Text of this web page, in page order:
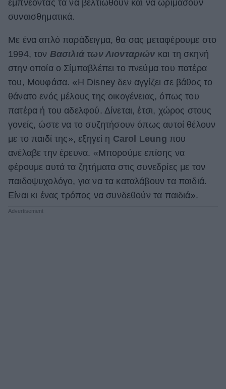
εμπνέοντάς τα να βελτιωθούν και να ωριμάσουν
συναισθηματικά.
Με ένα απλό παράδειγμα, θα σας μεταφέρουμε στο
1994, τον Βασιλιά των Λιονταριών και τη σκηνή
στην οποία ο Σίμπαβλέπει το πνεύμα του πατέρα
του, Mουφάσα. «Η Disney δεν αγγίζει σε βάθος το
θάνατο ενός μέλους της οικογένειας, όπως του
πατέρα ή του αδελφού. Δίνεται, έτσι, χώρος στους
γονείς, ώστε να το συζητήσουν όπως αυτοί θέλουν
με το παιδί της», εξηγεί η Carol Leung που
ανέλαβε την έρευνα. «Μπορούμε επίσης να
φέρουμε αυτά τα ζητήματα στις συνεδρίες με τον
παιδοψυχολόγο, για να τα καταλάβουν τα παιδιά.
Είναι κι ένας τρόπος να συνδεθούν τα παιδιά».